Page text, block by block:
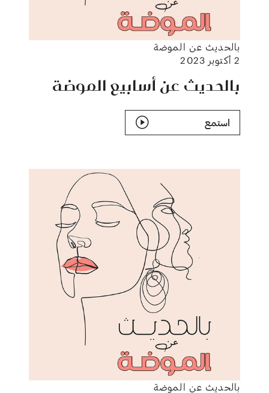
بالحديث عن الموضة
بالحديث عن أسابيع الموضة
استمع
بالحديث عن الموضة